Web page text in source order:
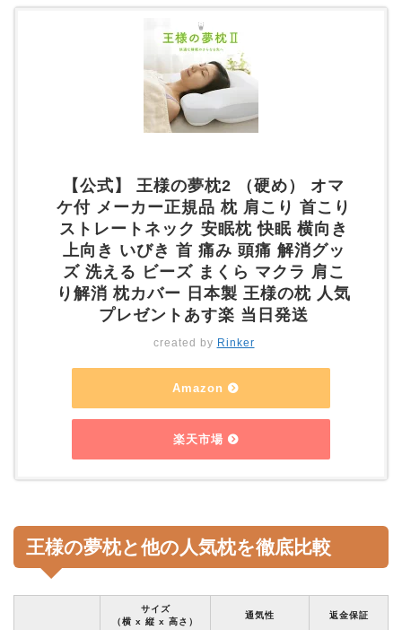
【公式】 王様の夢枕2 （硬め） オマ
ケ付 メーカー正規品 枕 肩こり 首こり
ストレートネック 安眠枕 快眠 横向き
上向き いびき 首 痛み 頭痛 解消グッ
ズ 洗える ビーズ まくら マクラ 肩こ
り解消 枕カバー 日本製 王様の枕 人気
プレゼントあす楽 当日発送
created by Rinker
Amazon
楽天市場
王様の夢枕と他の人気枕を徹底比較
サイズ
（横 x 縦 x 高さ）
通気性 返金保証